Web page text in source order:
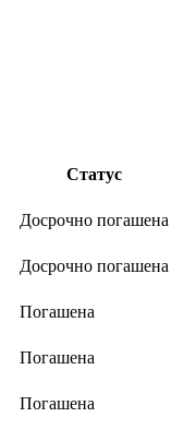
Статус
Досрочно погашена
Досрочно погашена
Погашена
Погашена
Погашена